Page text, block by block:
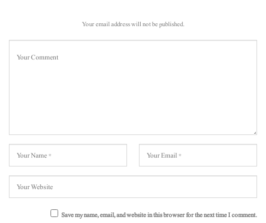
Your email address will not be published.
Save my name, email, and website in this browser for the next time I comment.